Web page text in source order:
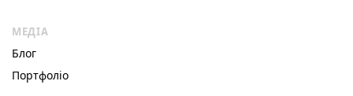
МЕДІА
Блог
Портфоліо